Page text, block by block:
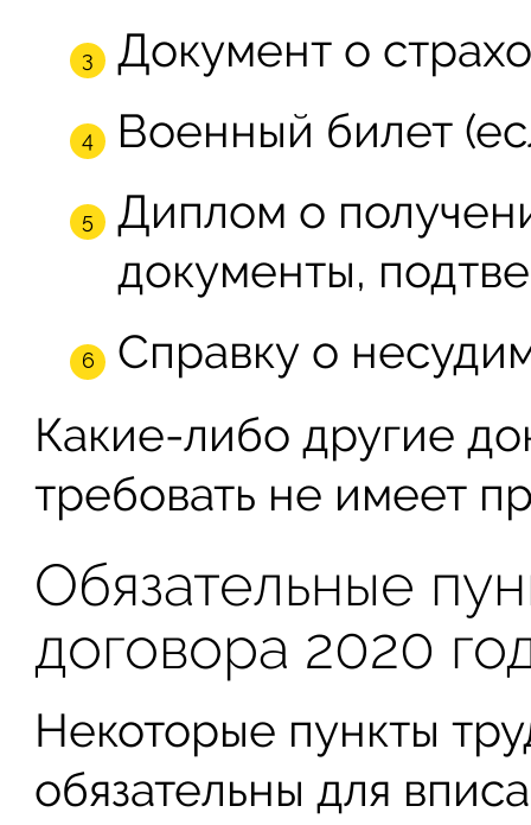
Документ о
Военный билет
Диплом о
документы,
Справку о
Какие-либо другие
требовать не имеет
Обязательные
договора 2020
Некоторые пункты
обязательны для